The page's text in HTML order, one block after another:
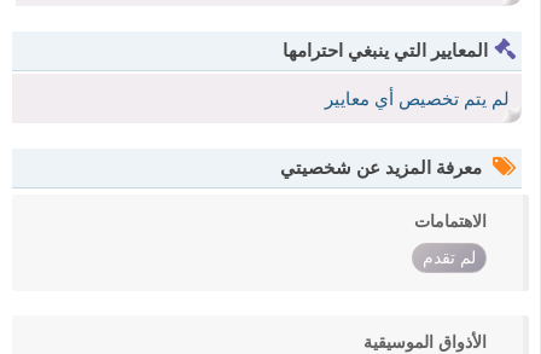
المعايير التي ينبغي احترامها
لم يتم تخصيص أي معايير
معرفة المزيد عن شخصيتي
الاهتمامات
لم تقدم
الأذواق الموسيقية